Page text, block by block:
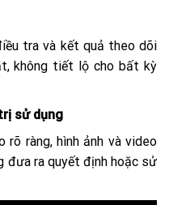
tra và kết quả theo dõi
không tiết lộ cho bất kỳ
sử dụng
rõ ràng, hình ảnh và video
đưa ra quyết định hoặc sử